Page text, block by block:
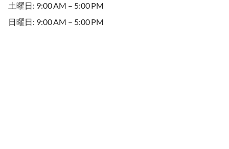
土曜日: 9:00 AM – 5:00 PM
日曜日: 9:00 AM – 5:00 PM